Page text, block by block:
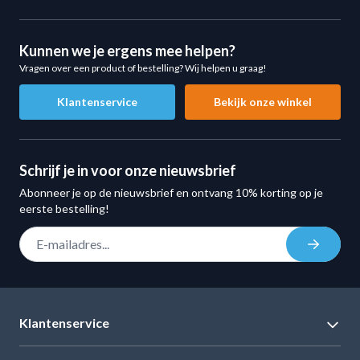
De comfortabele dikte van 1,5 cm helpt de druk op
tijdens het trainen.
Geschikt voor Diverse Trainingsvormen
De MP1454 gymnastiekmat is een veelzijdige
Ideaal voor:
Fitness en krachttraining
Pilates
Stretching
Revalidatie
Core training
Kunnen we je ergens mee helpen?
Vragen over een product of bestelling? Wij helpen u graag!
Klantenservice Bekijk onze winkel
Schrijf je in voor onze nieuwsbrief
Abonneer je op de nieuwsbrief en ontvang 10% korting op je
eerste bestelling!
Klantenservice